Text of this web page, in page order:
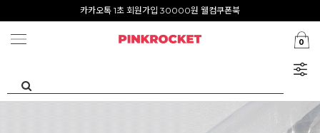
첫구매 특가존 50%
0